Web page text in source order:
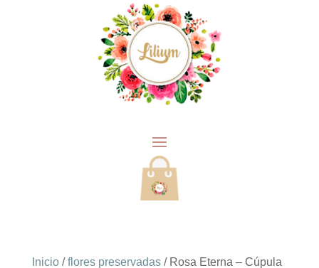
Inicio/flores preservadas/ Rosa Eterna – Cúpula